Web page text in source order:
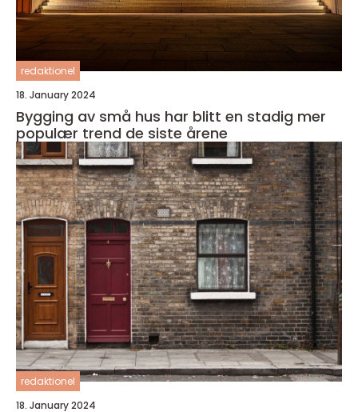
redaktionel
18. January 2024
Bygging av små hus har blitt en stadig mer
populær trend de siste årene
redaktionel
18. January 2024